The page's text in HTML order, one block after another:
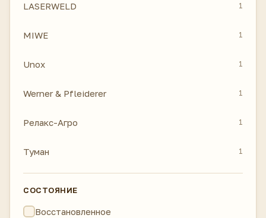
LASERWELD 1
MIWE 1
Unox 1
Werner & Pfleiderer 1
Релакс-Агро 1
Туман 1
СОСТОЯНИЕ
Восстановленное